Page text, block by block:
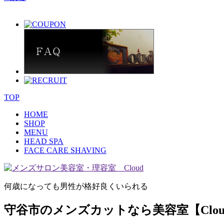
TOP
HOME
SHOP
MENU
HEAD SPA
FACE CARE SHAVING
何歳になっても男性が格好良くいられる
守谷市のメンズカットなら美容室【